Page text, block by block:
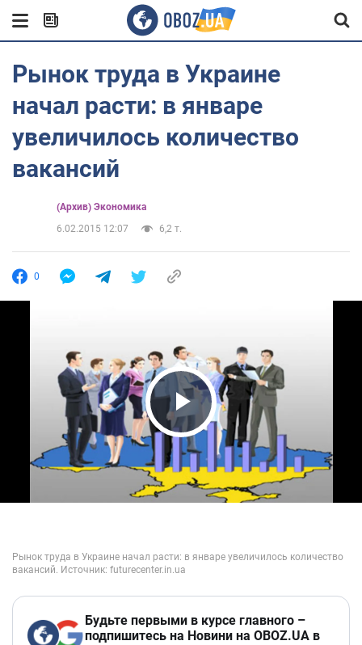
Рынок труда в Украине
начал расти: в январе
увеличилось количество
вакансий
(Архив) Экономика
6.02.2015 12:07
6,2 т.
0
Play Video
Будьте первыми в курсе главного –
подпишитесь на Новини на OBOZ.UA в